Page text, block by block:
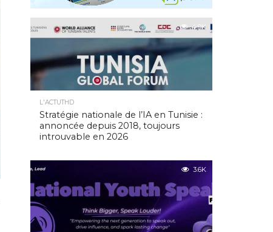
4.9K
L'ACTUTHD
Stratégie nationale de l’IA en Tunisie :
annoncée depuis 2018, toujours
introuvable en 2026
3.6K